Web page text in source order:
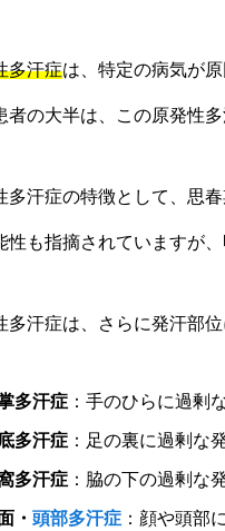
多汗症は、特定の病気が
者の大半は、この原発性多
多汗症の特徴として、思
性も指摘されていますが
多汗症は、さらに発汗部
多汗症：手のひらに過剰
多汗症：足の裏に過剰な
多汗症：脇の下の過剰な
・ 頭部多汗症：顔や頭部